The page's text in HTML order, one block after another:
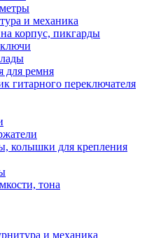
и механика
корпус, пикгарды
для ремня
гитарного переключателя
колышки для крепления
тона
и механика